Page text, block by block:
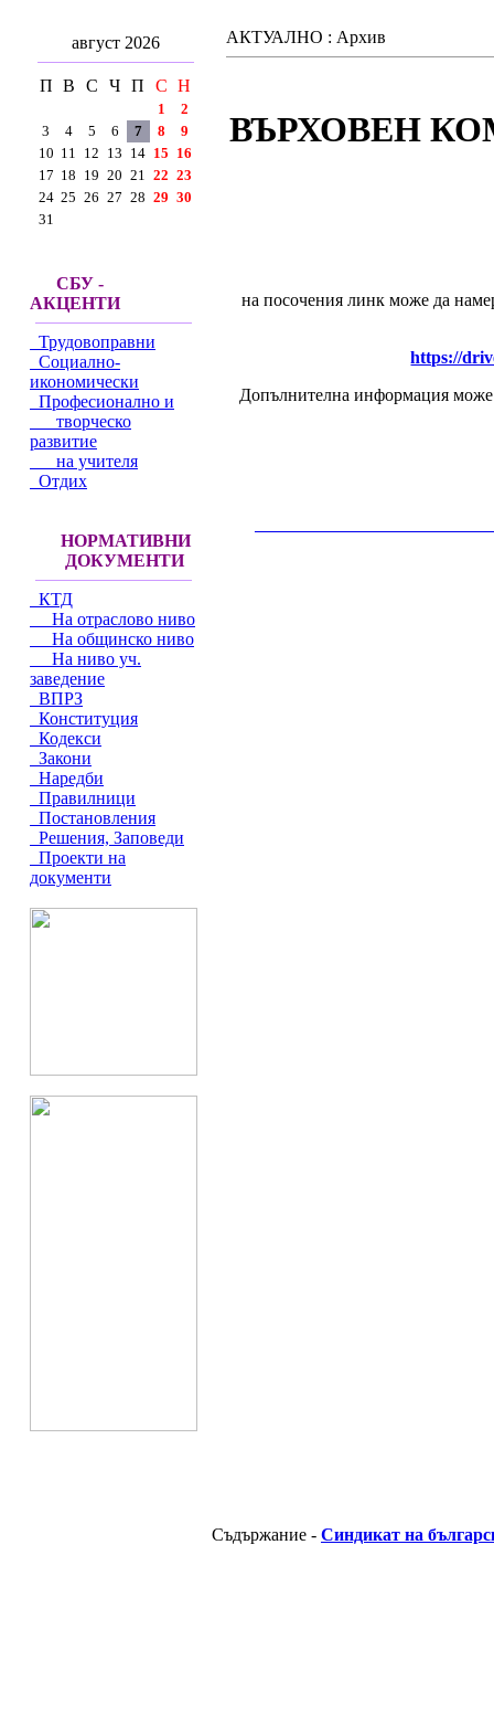
август 2026
П В С Ч П С Н
1
2
3
4 5 6 7 8
9
10 11 12 13 14 15 16
17 18 19 20 21 22 23
24 25 26 27 28 29 30
31
СБУ -
АКЦЕНТИ
Трудовоправни
Социално-
икономически
Професионално и
творческо
развитие
на учителя
Отдих
НОРМАТИВНИ
ДОКУМЕНТИ
КТД
На отраслово ниво
На общинско ниво
На ниво уч.
заведение
ВПРЗ
Конституция
Кодекси
Закони
Наредби
Правилници
Постановления
Решения, Заповеди
Проекти на
документи
АКТУАЛНО : Архив
ВЪРХОВЕН
на посочения линк може да
https://
Допълнителна информация
Съдържание - Синдикат на